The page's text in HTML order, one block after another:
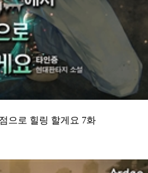
으로 힐링 할게요 7화